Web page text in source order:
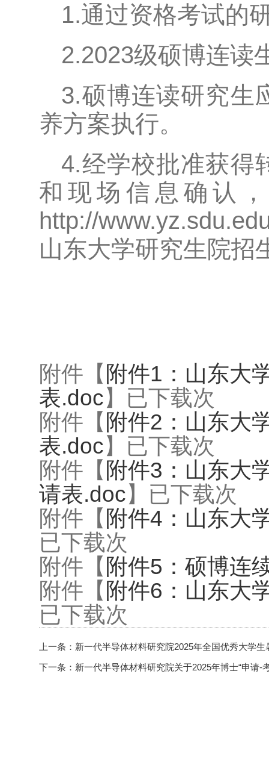
1.通过资格考试的
2.2023级硕博连读
3.硕博连读研究生
养方案执行。
4.经学校批准获得
和现场信息确认
http://
山东大学研究生院招
附件【 附件1：山东大
表.doc】已下载次
附件【 附件2：山东大
表.doc】已下载次
附件【 附件3：山东大
请表.doc】已下载次
附件【 附件4：山东大
已下载次
附件【 附件5：硕博连
附件【 附件6：山东大
已下载次
上一条： 新一代半导体材料研究院2025年全国优秀大学生
下一条： 新一代半导体材料研究院关于2025年博士“申请-